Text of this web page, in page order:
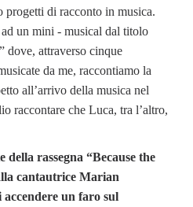
progetti di racconto in musica.
un mini - musical dal titolo
dove, attraverso cinque
da me, raccontiamo la
all’arrivo della musica nel
raccontare che Luca, tra l’altro,
della rassegna “Because the
cantautrice Marian
un faro sul